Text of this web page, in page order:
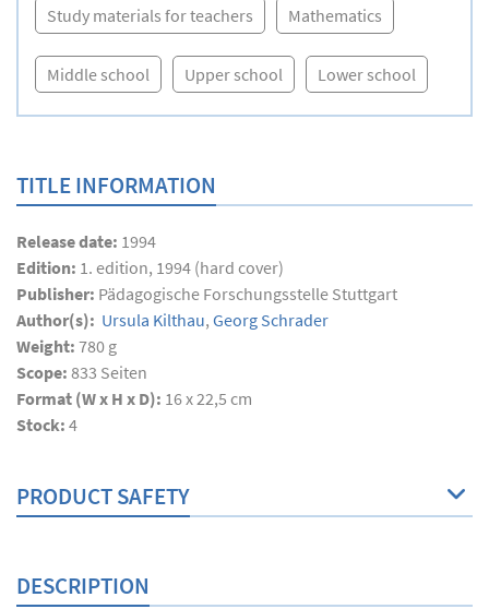
Study materials for teachers Mathematics
Middle school Upper school Lower school
TITLE INFORMATION
Release date: 1994
Edition: 1. edition, 1994 (hard cover)
Publisher: Pädagogische Forschungsstelle Stuttgart
Author(s): Ursula Kilthau, Georg Schrader
Weight: 780 g
Scope: 833 Seiten
Format (W x H x D): 16 x 22,5 cm
Stock: 4
PRODUCT SAFETY
DESCRIPTION